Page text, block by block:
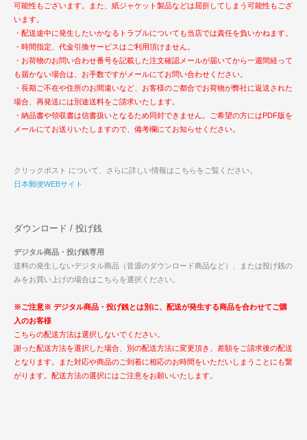
可能性もございます。また、紙ジャケット製品などは屈折してしまう可能性もござ
います。
・配送途中に発生したいかなるトラブルについても当店では責任を負いかねます。
・時間指定、代金引換サービスはご利用頂けません。
・お荷物のお問い合わせ番号を記載した注文確認メールが届いてから一週間経って
も届かない場合は、お手数ですがメールにてお問い合わせください。
・長期ご不在や住所のお間違いなど、お客様のご都合でお荷物が弊社に返送された
場合、再発送には別途送料をご請求いたします。
・納品書や領収書は信書扱いとなるため同封できません。ご希望の方にはPDF版を
メールにてお送りいたしますので、備考欄にてお知らせください。
クリックポスト について、さらに詳しい情報はこちらをご覧ください。
日本郵便WEBサイト
ダウンロード / 投げ銭
デジタル商品・投げ銭専用
送料の発生しないデジタル商品（音源のダウンロード商品など）、または投げ銭の
みをお買い上げの場合はこちらを選択ください。
※ご注意※ デジタル商品・投げ銭とは別に、配送が発生する商品を合わせてご購
入のお客様
こちらの配送方法は選択しないでください。
謝った配送方法を選択した場合、別の配送方法に変更頂き、差額をご請求後の配送
となります。また対応や商品のご到着に相応のお時間をいただいしまうことにも繋
がります。配送方法の選択にはご注意をお願いいたします。